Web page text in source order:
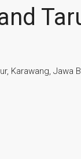
Karawang, Jawa